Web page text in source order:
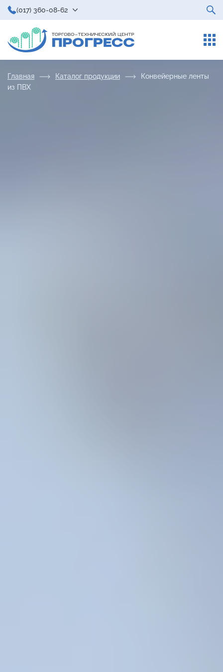
(017) 360-08-62
Главная Каталог продукции
Конвейерные ленты
из ПВХ